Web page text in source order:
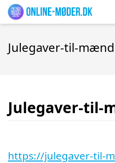
Julegaver-til-
Julegaver-til-
https://julegaver-til-